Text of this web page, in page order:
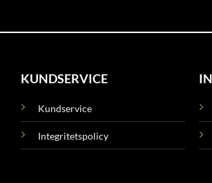
KUNDSERVICE
Kundservice
Integritetspolicy